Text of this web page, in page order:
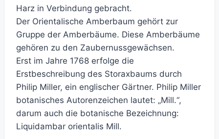
Harz in Verbindung gebracht.
Der Orientalische Amberbaum gehört zur
Gruppe der Amberbäume. Diese Amberbäume
gehören zu den Zaubernussgewächsen.
Erst im Jahre 1768 erfolge die
Erstbeschreibung des Storaxbaums durch
Philip Miller, ein englischer Gärtner. Philip Miller
botanisches Autorenzeichen lautet: „Mill.“,
darum auch die botanische Bezeichnung:
Liquidambar orientalis Mill.